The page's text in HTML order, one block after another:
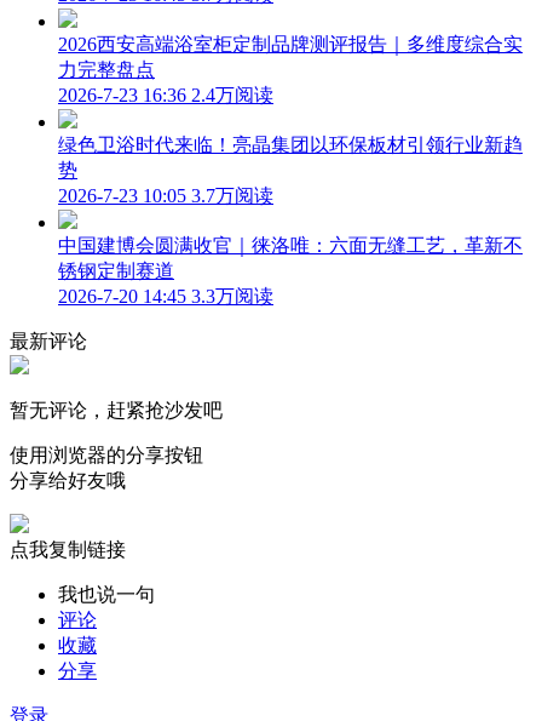
2026西安高端浴室柜定制品牌测评报告｜多维度综合实
力完整盘点
2026-7-23 16:36 2.4万阅读
绿色卫浴时代来临！亮晶集团以环保板材引领行业新趋
势
2026-7-23 10:05 3.7万阅读
中国建博会圆满收官｜徕洛唯：六面无缝工艺，革新不
锈钢定制赛道
2026-7-20 14:45 3.3万阅读
最新评论
暂无评论，赶紧抢沙发吧
使用浏览器的分享按钮
分享给好友哦
点我复制链接
我也说一句
评论
收藏
分享
登录